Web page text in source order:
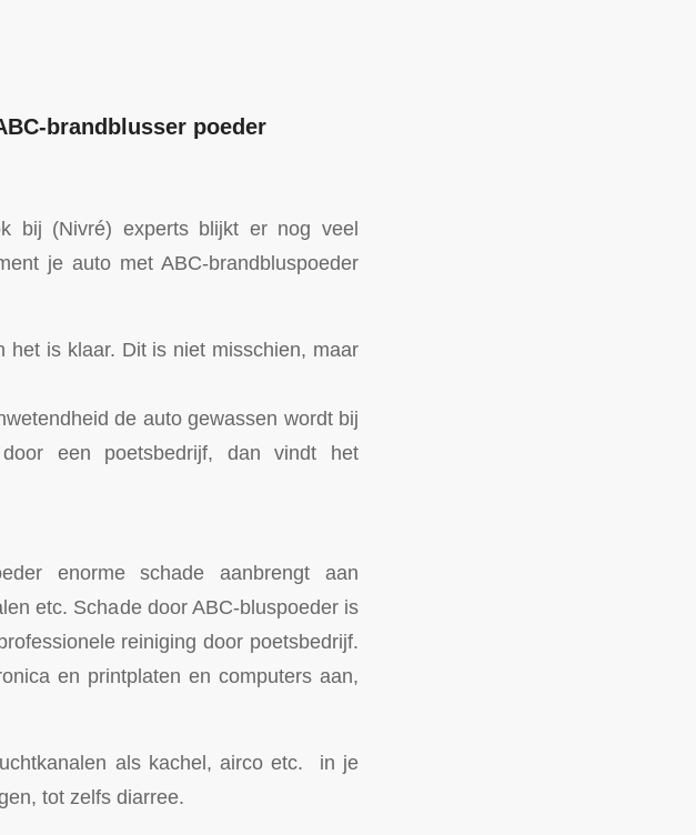
brandblusser poeder
bij (Nivré) experts blijkt er nog veel
je auto met ABC-brandbluspoeder
het is klaar. Dit is niet misschien, maar
de auto gewassen wordt bij
een poetsbedrijf, dan vindt het
enorme schade aanbrengt aan
etc. Schade door ABC-bluspoeder is
reiniging door poetsbedrijf.
en printplaten en computers aan,
als kachel, airco etc. in je
tot zelfs diarree.